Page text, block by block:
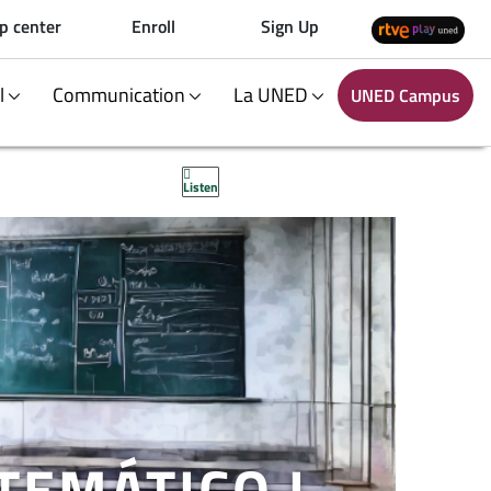
center Enroll Sign Up
Communication La UNED UNED Campus
Listen